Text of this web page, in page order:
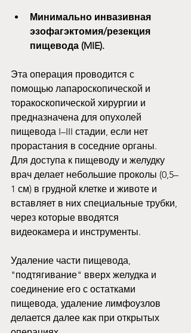
Минимально инвазивная
эзофагэктомия/резекция
пищевода (MIE).
Эта операция проводится с
помощью лапароскопической и
торакоскопической хирургии и
предназначена для опухолей
пищевода I–III стадии, если нет
прорастания в соседние органы.
Для доступа к пищеводу и желудку
врач делает небольшие проколы (0,5–
1 см) в грудной клетке и животе и
вставляет в них специальные трубки,
через которые вводятся
видеокамера и инструменты.
Удаление части пищевода,
"подтягивание" вверх желудка и
соединение его с остатками
пищевода, удаление лимфоузлов
делается далее как при открытых